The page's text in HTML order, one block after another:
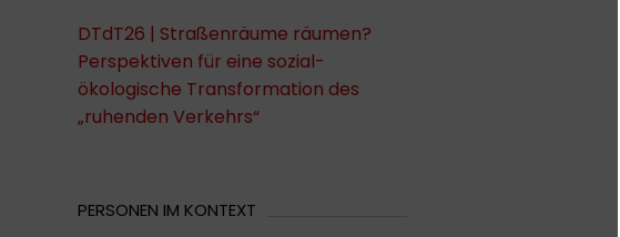
DTdT26 | Straßenräume räumen?
Perspektiven für eine sozial-
ökologische Transformation des
„ruhenden Verkehrs“
PERSONEN IM KONTEXT